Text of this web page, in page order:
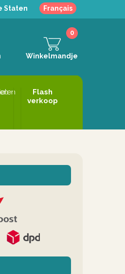
Staten Français
Winkelmandje
0
Flash
verkoop